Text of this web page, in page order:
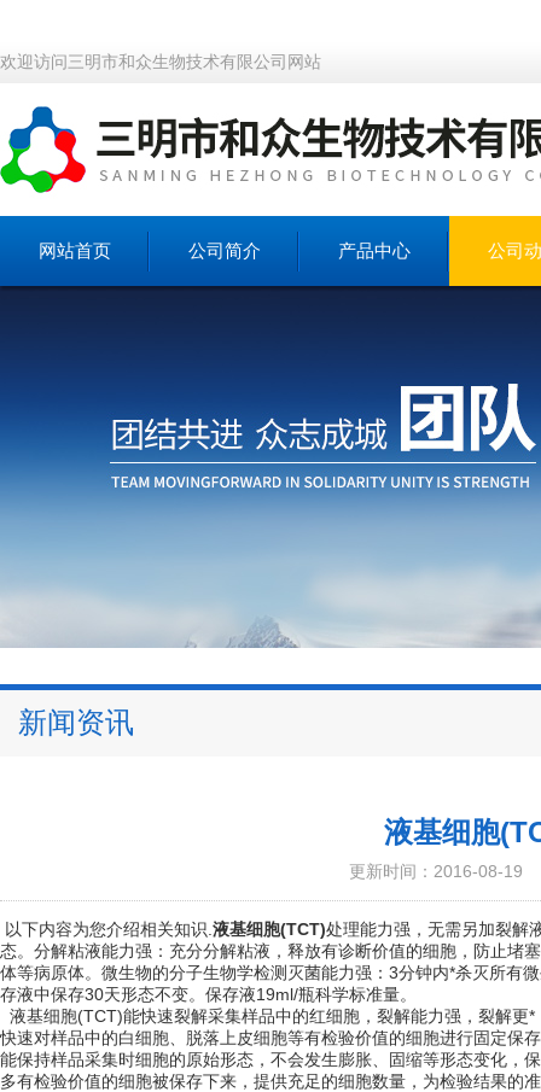
欢迎访问三明市和众生物技术有限公司网站
网站首页 公司简介 产品中心 公司
新闻资讯
液基细胞
更新时间：2016-08-19
以下内容为您介绍相关知识. 液基细胞(TCT)处理能力强，无需另加裂解
态。分解粘液能力强：充分分解粘液，释放有诊断价值的细胞，防止堵
体等病原体。微生物的分子生物学检测灭菌能力强：3分钟内*杀灭所有
存液中保存30天形态不变。保存液19ml/瓶科学标准量。
液基细胞(TCT)能快速裂解采集样品中的红细胞，裂解能力强，裂解
快速对样品中的白细胞、脱落上皮细胞等有检验价值的细胞进行固定保
能保持样品采集时细胞的原始形态，不会发生膨胀、固缩等形态变化，
多有检验价值的细胞被保存下来，提供充足的细胞数量，为检验结果的